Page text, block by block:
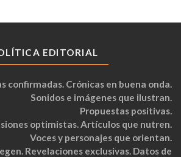
EDITORIAL
confirmadas. Crónicas en buena onda.
Sonidos e imágenes que ilustran.
Propuestas positivas.
optimistas. Artículos que nutren.
Voces y personajes que orientan.
Revelaciones exclusivas. Datos de